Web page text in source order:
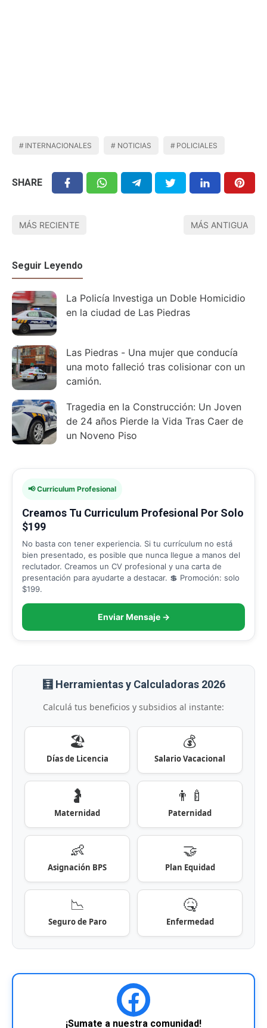
INTERNACIONALES NOTICIAS POLICIALES
SHARE
MÁS RECIENTE MÁS ANTIGUA
Seguir Leyendo
La Policía Investiga un Doble Homicidio
en la ciudad de Las Piedras
Las Piedras - Una mujer que conducía
una moto falleció tras colisionar con un
camión.
Tragedia en la Construcción: Un Joven
de 24 años Pierde la Vida Tras Caer de
un Noveno Piso
📢 Curriculum Profesional
Creamos Tu Curriculum Profesional Por Solo
$199
No basta con tener experiencia. Si tu currículum no está
bien presentado, es posible que nunca llegue a manos del
reclutador. Creamos un CV profesional y una carta de
presentación para ayudarte a destacar. 💲 Promoción: solo
$199.
Enviar Mensaje →
🧮 Herramientas y Calculadoras 2026
Calculá tus beneficios y subsidios al instante:
🏖️
Días de Licencia
💰
Salario Vacacional
🤰
Maternidad
👨‍🍼
Paternidad
👶
Asignación BPS
🤝
Plan Equidad
📉
Seguro de Paro
🤒
Enfermedad
¡Sumate a nuestra comunidad!